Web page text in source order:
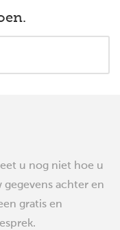
u nog niet hoe u
gegevens achter en
gratis en